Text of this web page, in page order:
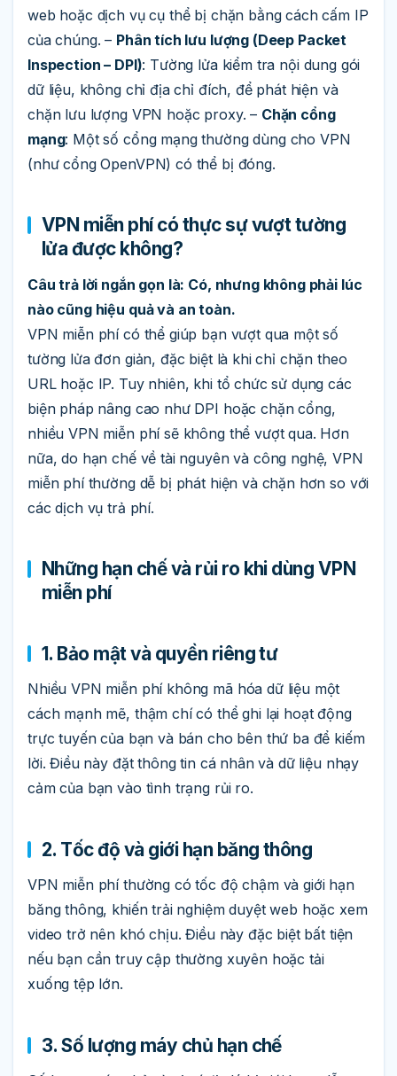
web hoặc dịch vụ cụ thể bị chặn bằng cách cấm IP
của chúng. – Phân tích lưu lượng (Deep Packet
Inspection – DPI): Tường lửa kiểm tra nội dung gói
dữ liệu, không chỉ địa chỉ đích, để phát hiện và
chặn lưu lượng VPN hoặc proxy. – Chặn cổng
mạng: Một số cổng mạng thường dùng cho VPN
(như cổng OpenVPN) có thể bị đóng.
VPN miễn phí có thực sự vượt tường
lửa được không?
Câu trả lời ngắn gọn là: Có, nhưng không phải lúc
nào cũng hiệu quả và an toàn.
VPN miễn phí có thể giúp bạn vượt qua một số
tường lửa đơn giản, đặc biệt là khi chỉ chặn theo
URL hoặc IP. Tuy nhiên, khi tổ chức sử dụng các
biện pháp nâng cao như DPI hoặc chặn cổng,
nhiều VPN miễn phí sẽ không thể vượt qua. Hơn
nữa, do hạn chế về tài nguyên và công nghệ, VPN
miễn phí thường dễ bị phát hiện và chặn hơn so với
các dịch vụ trả phí.
Những hạn chế và rủi ro khi dùng VPN
miễn phí
1. Bảo mật và quyền riêng tư
Nhiều VPN miễn phí không mã hóa dữ liệu một
cách mạnh mẽ, thậm chí có thể ghi lại hoạt động
trực tuyến của bạn và bán cho bên thứ ba để kiếm
lời. Điều này đặt thông tin cá nhân và dữ liệu nhạy
cảm của bạn vào tình trạng rủi ro.
2. Tốc độ và giới hạn băng thông
VPN miễn phí thường có tốc độ chậm và giới hạn
băng thông, khiến trải nghiệm duyệt web hoặc xem
video trở nên khó chịu. Điều này đặc biệt bất tiện
nếu bạn cần truy cập thường xuyên hoặc tải
xuống tệp lớn.
3. Số lượng máy chủ hạn chế